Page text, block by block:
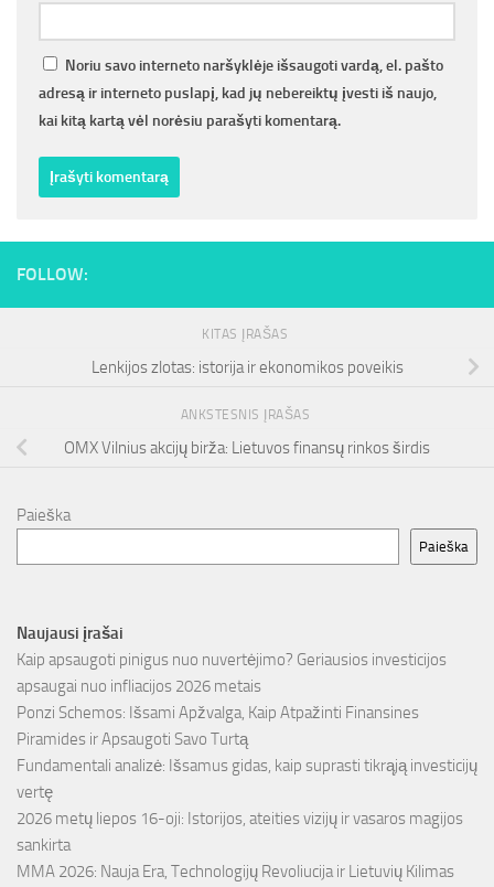
Noriu savo interneto naršyklėje išsaugoti vardą, el. pašto
adresą ir interneto puslapį, kad jų nebereiktų įvesti iš naujo,
kai kitą kartą vėl norėsiu parašyti komentarą.
FOLLOW:
KITAS ĮRAŠAS
Lenkijos zlotas: istorija ir ekonomikos poveikis
ANKSTESNIS ĮRAŠAS
OMX Vilnius akcijų birža: Lietuvos finansų rinkos širdis
Paieška
Paieška
Naujausi įrašai
Kaip apsaugoti pinigus nuo nuvertėjimo? Geriausios investicijos
apsaugai nuo infliacijos 2026 metais
Ponzi Schemos: Išsami Apžvalga, Kaip Atpažinti Finansines
Piramides ir Apsaugoti Savo Turtą
Fundamentali analizė: Išsamus gidas, kaip suprasti tikrąją investicijų
vertę
2026 metų liepos 16-oji: Istorijos, ateities vizijų ir vasaros magijos
sankirta
MMA 2026: Nauja Era, Technologijų Revoliucija ir Lietuvių Kilimas